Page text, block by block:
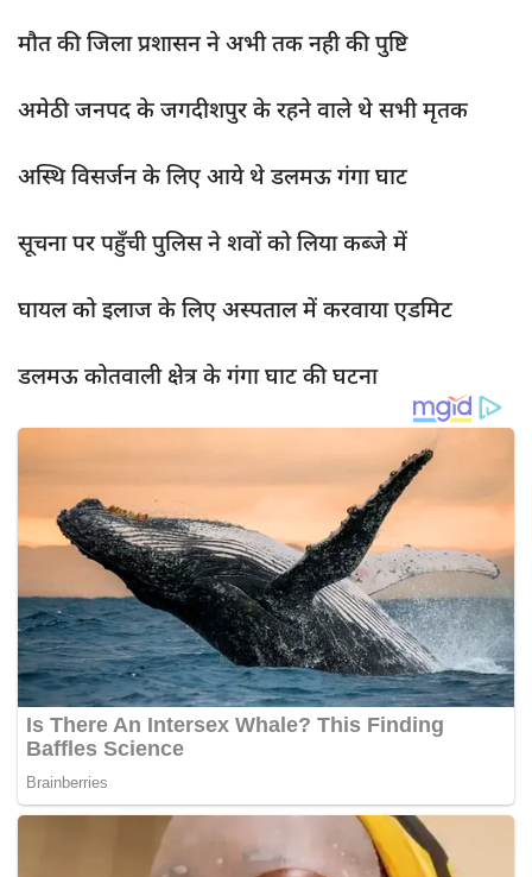
Login
मौत की जिला प्रशासन ने अभी तक नही की पुष्टि
अमेठी जनपद के जगदीशपुर के रहने वाले थे सभी मृतक
अस्थि विसर्जन के लिए आये थे डलमऊ गंगा घाट
सूचना पर पहुँची पुलिस ने शवों को लिया कब्जे में
घायल को इलाज के लिए अस्पताल में करवाया एडमिट
डलमऊ कोतवाली क्षेत्र के गंगा घाट की घटना